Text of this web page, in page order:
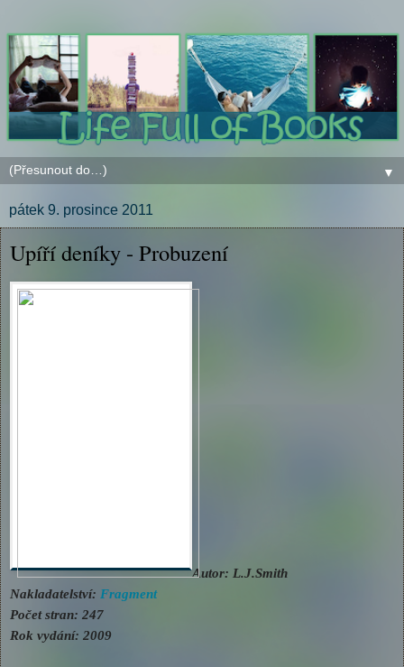
▼
pátek 9. prosince 2011
Upíří deníky - Probuzení
Autor: L.J.Smith
Nakladatelství: Fragment
Počet stran: 247
Rok vydání: 2009